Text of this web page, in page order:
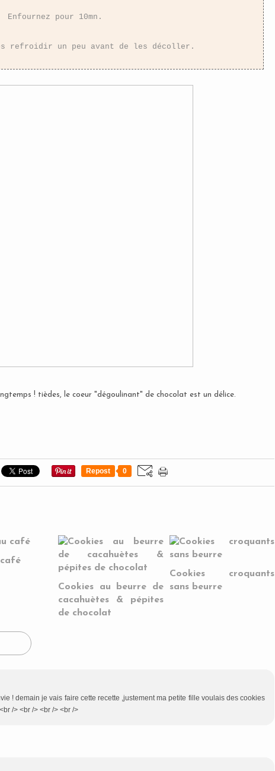
Enfournez pour 10mn.
refroidir un peu avant de les décoller.
! tièdes, le coeur "dégoulinant" de chocolat est un délice.
Repost 0
Cookies au beurre de
cacahuètes & pépites
de chocolat
Cookies croquants
sans beurre
! demain je vais faire cette recette ,justement ma petite fille voulais des cookies
/> <br /> <br /> <br />